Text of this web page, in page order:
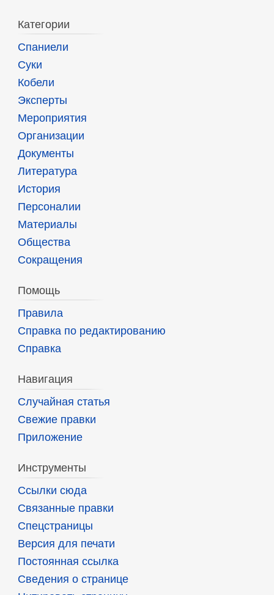
Категории
Спаниели
Суки
Кобели
Эксперты
Мероприятия
Организации
Документы
Литература
История
Персоналии
Материалы
Общества
Сокращения
Помощь
Правила
Справка по редактированию
Справка
Навигация
Случайная статья
Свежие правки
Приложение
Инструменты
Ссылки сюда
Связанные правки
Спецстраницы
Версия для печати
Постоянная ссылка
Сведения о странице